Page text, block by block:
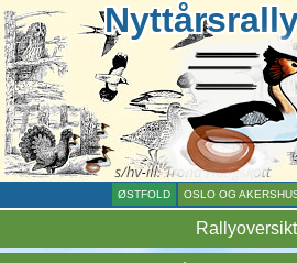
ØSTFOLD OSLO OG
Rallyoversikt